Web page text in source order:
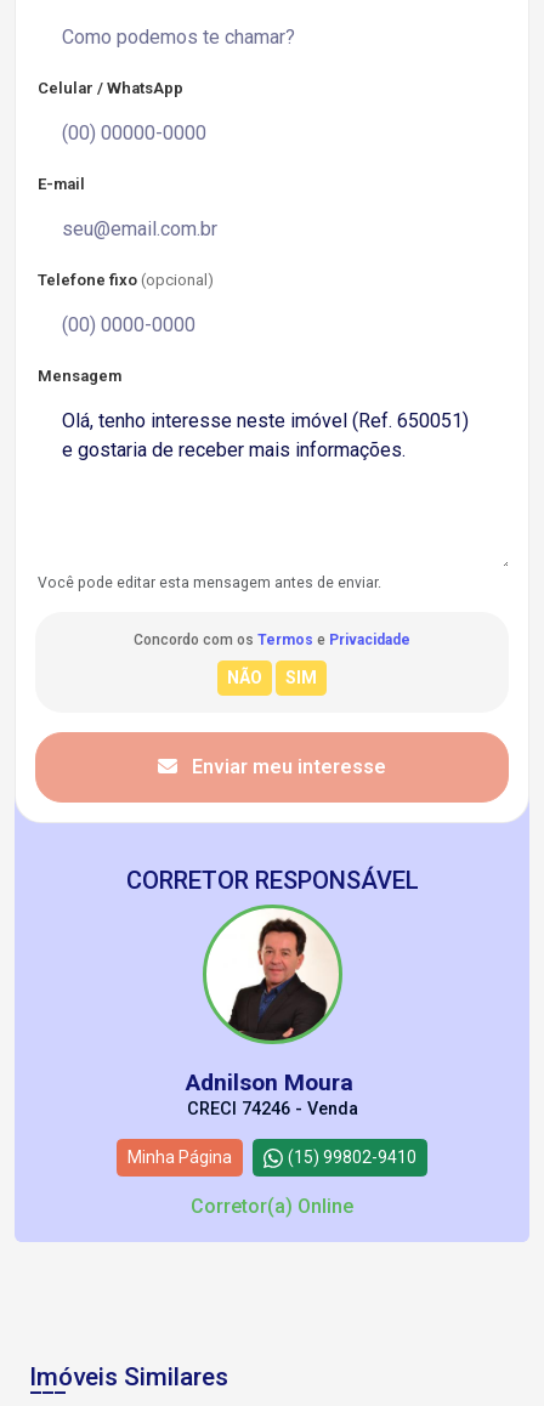
Celular / WhatsApp
E-mail
Telefone fixo (opcional)
Mensagem
Você pode editar esta mensagem antes de enviar.
Concordo com os Termos e Privacidade
Enviar meu interesse
CORRETOR RESPONSÁVEL
Adnilson Moura
CRECI 74246 - Venda
Minha Página (15) 99802-9410
Corretor(a) Online
Imóveis Similares